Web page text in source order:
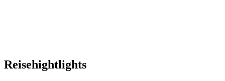
Reisehightlights